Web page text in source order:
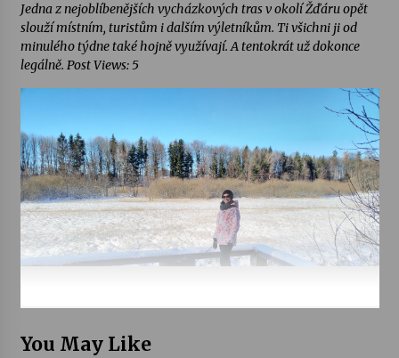
Jedna z nejoblíbenějších vycházkových tras v okolí Žďáru opět
slouží místním, turistům i dalším výletníkům. Ti všichni ji od
minulého týdne také hojně využívají. A tentokrát už dokonce
legálně. Post Views: 5
You May Like